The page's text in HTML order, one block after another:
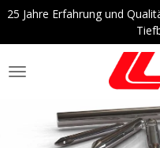
Zum
springen
25 Jahre Erfahrung und